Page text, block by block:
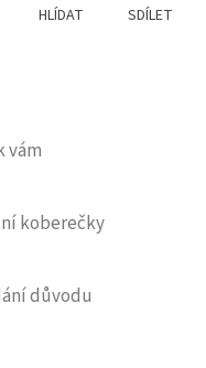
HLÍDAT SDÍLET
vám
koberečky
důvodu